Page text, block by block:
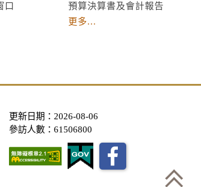
口
預算決算書及會計報告
更多...
更新日期：2026-08-06
參訪人數：61506800